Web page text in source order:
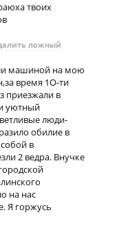
твоих
ложный
машиной на мою
время 1О-ти
приезжали в
уютный
люди-
обилие в
в
2 ведра. Внучке
на нас
Я горжусь